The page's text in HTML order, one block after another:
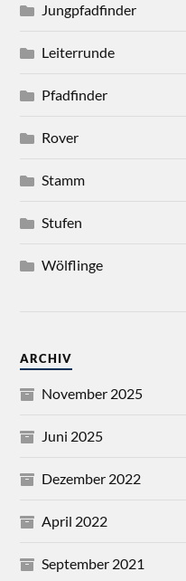
Jungpfadfinder
Leiterrunde
Pfadfinder
Rover
Stamm
Stufen
Wölflinge
ARCHIV
November 2025
Juni 2025
Dezember 2022
April 2022
September 2021